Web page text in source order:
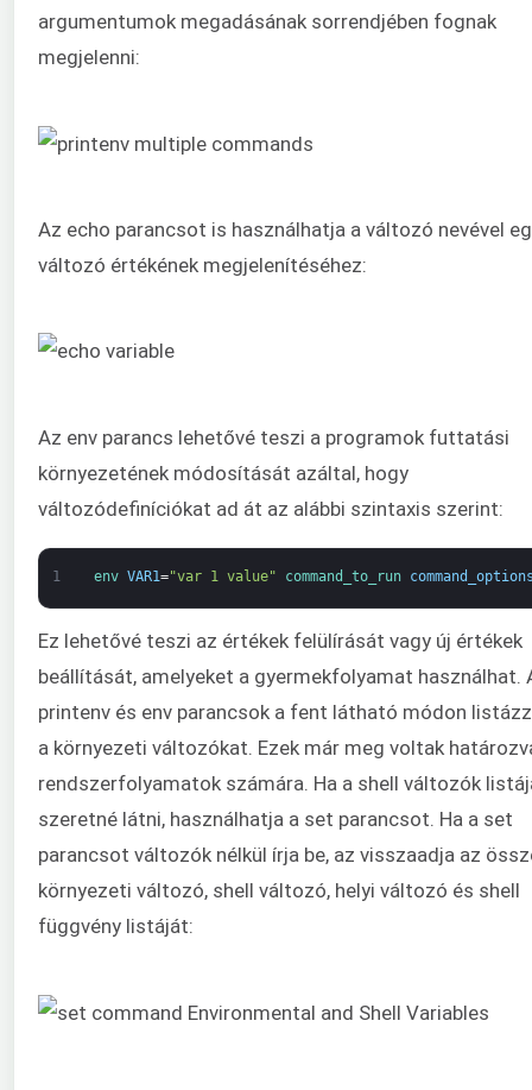
argumentumok megadásának sorrendjében fognak
megjelenni:
Az echo parancsot is használhatja a változó nevével
változó értékének megjelenítéséhez:
Az env parancs lehetővé teszi a programok futtatási
környezetének módosítását azáltal, hogy
változódefiníciókat ad át az alábbi szintaxis szerint:
1 env VAR1="var 1 value" command_to_run
Ez lehetővé teszi az értékek felülírását vagy új értékek
beállítását, amelyeket a gyermekfolyamat használhat.
printenv és env parancsok a fent látható módon
a környezeti változókat. Ezek már meg voltak
rendszerfolyamatok számára. Ha a shell változók
szeretné látni, használhatja a set parancsot. Ha a set
parancsot változók nélkül írja be, az visszaadja az
környezeti változó, shell változó, helyi változó és shell
függvény listáját: